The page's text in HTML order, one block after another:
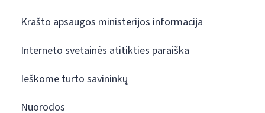
Krašto apsaugos ministerijos informacija
Interneto svetainės atitikties paraiška
Ieškome turto savininkų
Nuorodos